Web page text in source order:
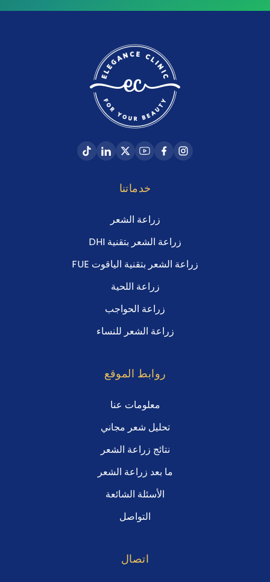
خدماتنا
زراعة الشعر
زراعة الشعر بتقنية DHI
زراعة الشعر بتقنية الياقوت FUE
زراعة اللحية
زراعة الحواجب
زراعة الشعر للنساء
روابط الموقع
معلومات عنا
تحليل شعر مجاني
نتائج زراعة الشعر
ما بعد زراعة الشعر
الأسئلة الشائعة
التواصل
اتصال